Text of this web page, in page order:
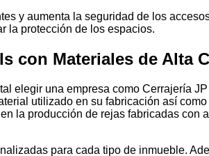
y aumenta la seguridad de los
la protección de los espacios.
con Materiales de Alta
elegir una empresa como Cerrajería
utilizado en su fabricación así
la producción de rejas fabricadas
para cada tipo de inmueble.